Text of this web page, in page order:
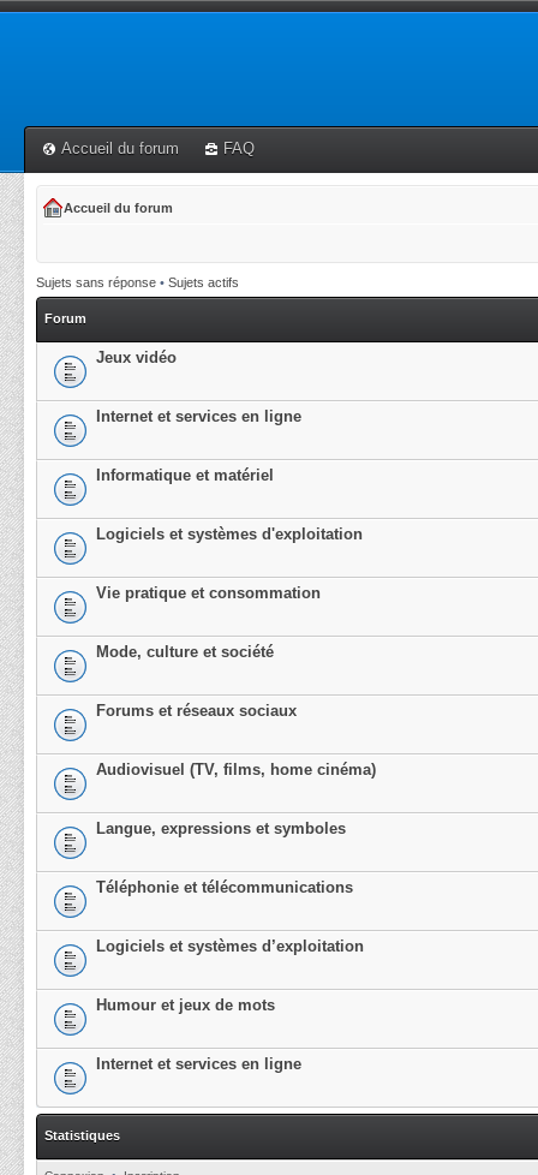
Accueil du forum FAQ
Accueil du forum
Sujets sans réponse • Sujets actifs
Forum
Jeux vidéo
Internet et services en ligne
Informatique et matériel
Logiciels et systèmes d'exploitation
Vie pratique et consommation
Mode, culture et société
Forums et réseaux sociaux
Audiovisuel (TV, films, home cinéma)
Langue, expressions et symboles
Téléphonie et télécommunications
Logiciels et systèmes d’exploitation
Humour et jeux de mots
Internet et services en ligne
Statistiques